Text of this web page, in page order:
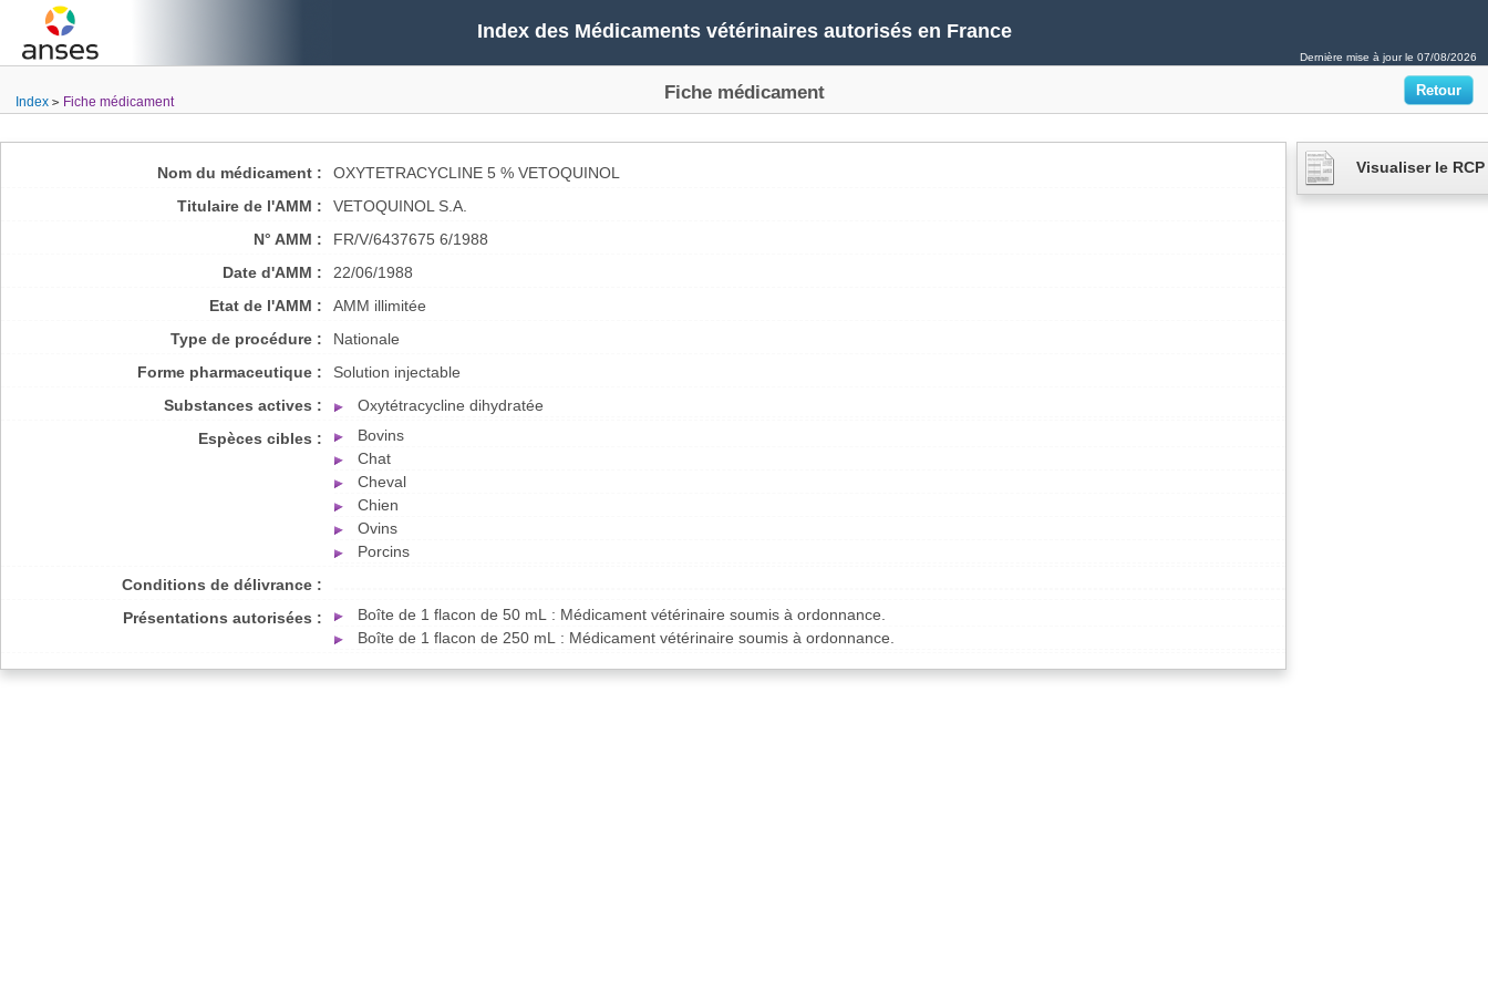
Index des Médicaments vétérinaires autorisés en France
Dernière mise à jour le 07/08/2026
Index Fiche médicament Fiche médicament
Nom du médicament :
OXYTETRACYCLINE 5 % VETOQUINOL
Titulaire de l'AMM :
VETOQUINOL S.A.
N° AMM :
FR/V/6437675 6/1988
Date d'AMM :
22/06/1988
Etat de l'AMM :
AMM illimitée
Type de procédure :
Nationale
Forme pharmaceutique :
Solution injectable
Substances actives :
Oxytétracycline dihydratée
Espèces cibles :
Bovins
Chat
Cheval
Chien
Ovins
Porcins
Conditions de délivrance :
Présentations autorisées :
Boîte de 1 flacon de 50 mL : Médicament vétérinaire soumis à ordonnance.
Boîte de 1 flacon de 250 mL : Médicament vétérinaire soumis à ordonnance.
Visualiser le RCP